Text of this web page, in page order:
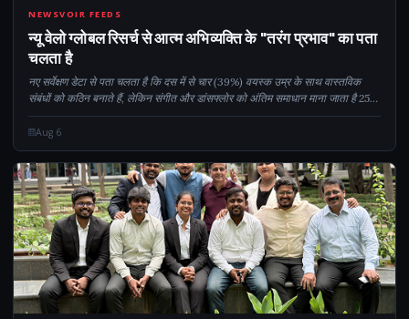
CM
NEWSVOIR FEEDS
न्यू वेलो ग्लोबल रिसर्च से आत्म अभिव्यक्ति के "तरंग प्रभाव" का पता
चलता है
नए सर्वेक्षण डेटा से पता चलता है कि दस में से चार (39%) वयस्क उम्र के साथ वास्तविक
संबंधों को कठिन बनाते हैं, लेकिन संगीत और डांसफ्लोर को अंतिम समाधान माना जाता है 25-
35 साल के एक चौथाई (27%) से अधिक का कहना है कि सबसे मजबूत दोस्ती...
Aug 6